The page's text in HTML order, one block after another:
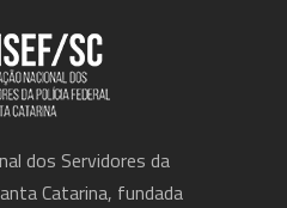
dos Servidores da
Catarina, fundada